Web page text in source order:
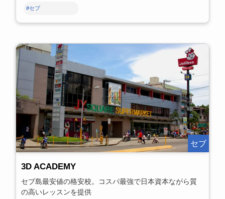
#セブ
セブ
3D ACADEMY
セブ島最安値の格安校。コスパ最強で日本資本ながら質
の高いレッスンを提供